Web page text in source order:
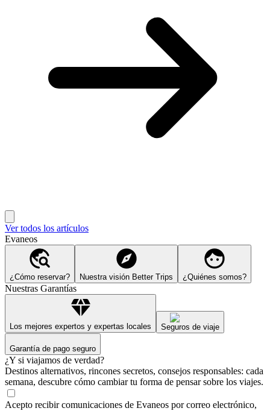
Ver todos los artículos
Evaneos
¿Cómo reservar? Nuestra visión Better Trips ¿Quiénes somos?
Nuestras Garantías
Los mejores expertos y expertas locales Seguros de viaje
Garantía de pago seguro
¿Y si viajamos de verdad?
Destinos alternativos, rincones secretos, consejos responsables: cada
semana, descubre cómo cambiar tu forma de pensar sobre los viajes.
Acepto recibir comunicaciones de Evaneos por correo electrónico,